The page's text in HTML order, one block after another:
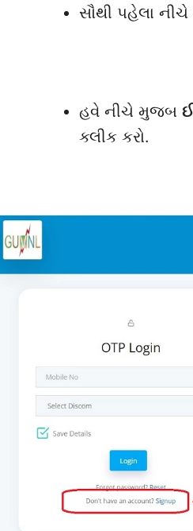
સૌથી પહેલા
હવે નીચે મુજબ
ક્લીક કરો.